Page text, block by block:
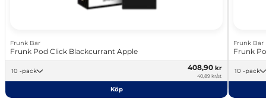
Frunk Bar
Frunk Pod Click Blackcurrant Apple
10 -pack 408,90 kr
40,89 kr/st
Köp
Frunk Bar
Frunk
10 -pack